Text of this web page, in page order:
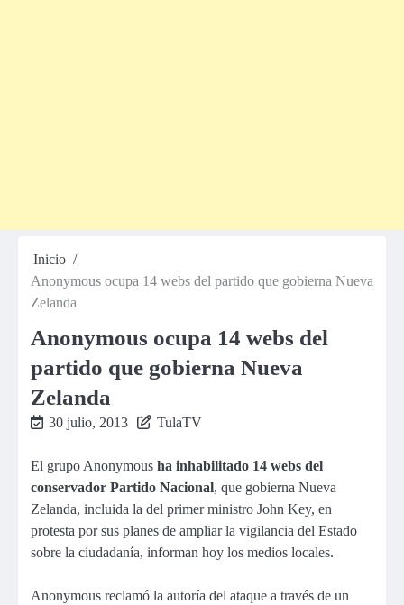
Inicio
Anonymous ocupa 14 webs del partido que gobierna Nueva
Zelanda
Anonymous ocupa 14 webs del
partido que gobierna Nueva
Zelanda
30 julio, 2013 TulaTV
El grupo Anonymous ha inhabilitado 14 webs del
conservador Partido Nacional, que gobierna Nueva
Zelanda, incluida la del primer ministro John Key, en
protesta por sus planes de ampliar la vigilancia del Estado
sobre la ciudadanía, informan hoy los medios locales.
Anonymous reclamó la autoría del ataque a través de un